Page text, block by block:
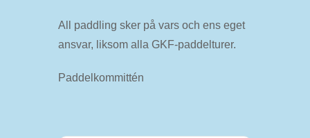
All paddling sker på vars och ens eget
ansvar, liksom alla GKF-paddelturer.
Paddelkommittén